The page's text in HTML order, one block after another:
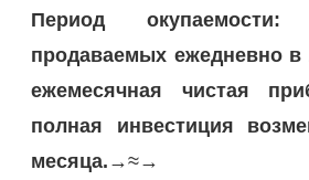
Период
продаваемых ежедневно в
ежемесячная чистая
полная инвестиция
месяца. →≈→